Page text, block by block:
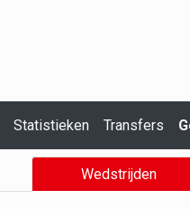
Statistieken Transfers
Wedstrijden